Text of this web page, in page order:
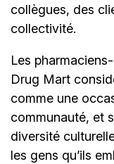
collègues, des
collectivité.
Les
Drug Mart
comme une
communauté, et
diversité
les gens qu’ils